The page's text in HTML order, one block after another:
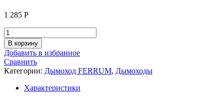
1 285 Р
Количество
товара
Шибер
(430/0,8
мм)
D
Ferrum
В корзину
Добавить в избранное
Сравнить
Категории: Дымоход FERRUM, Дымоходы
Характеристики